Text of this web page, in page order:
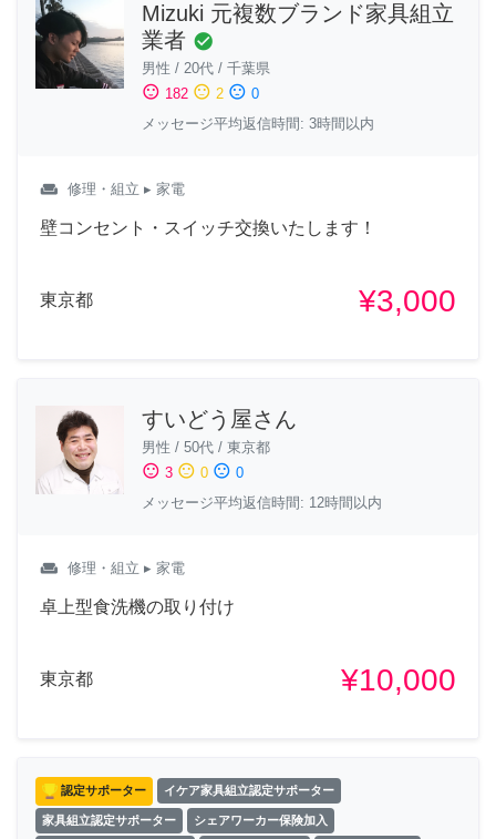
Mizuki 元複数ブランド家具組立
業者 check_circle
男性 / 20代 / 千葉県
sentiment_satisfied 182 sentiment_neutral 2 sentiment_dissatisfied 0
メッセージ平均返信時間: 3時間以内
weekend 修理・組立 ▸ 家電
壁コンセント・スイッチ交換いたします！
東京都 ¥3,000
すいどう屋さん
男性 / 50代 / 東京都
sentiment_satisfied 3 sentiment_neutral 0 sentiment_dissatisfied 0
メッセージ平均返信時間: 12時間以内
weekend 修理・組立 ▸ 家電
卓上型食洗機の取り付け
東京都 ¥10,000
認定サポーター イケア家具組立認定サポーター
家具組立認定サポーター シェアワーカー保険加入